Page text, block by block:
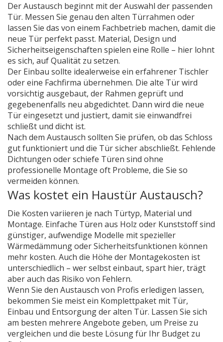
Der Austausch beginnt mit der Auswahl der passenden
Tür. Messen Sie genau den alten Türrahmen oder
lassen Sie das von einem Fachbetrieb machen, damit die
neue Tür perfekt passt. Material, Design und
Sicherheitseigenschaften spielen eine Rolle – hier lohnt
es sich, auf Qualität zu setzen.
Der Einbau sollte idealerweise ein erfahrener Tischler
oder eine Fachfirma übernehmen. Die alte Tür wird
vorsichtig ausgebaut, der Rahmen geprüft und
gegebenenfalls neu abgedichtet. Dann wird die neue
Tür eingesetzt und justiert, damit sie einwandfrei
schließt und dicht ist.
Nach dem Austausch sollten Sie prüfen, ob das Schloss
gut funktioniert und die Tür sicher abschließt. Fehlende
Dichtungen oder schiefe Türen sind ohne
professionelle Montage oft Probleme, die Sie so
vermeiden können.
Was kostet ein Haustür Austausch?
Die Kosten variieren je nach Türtyp, Material und
Montage. Einfache Türen aus Holz oder Kunststoff sind
günstiger, aufwendige Modelle mit spezieller
Wärmedämmung oder Sicherheitsfunktionen können
mehr kosten. Auch die Höhe der Montagekosten ist
unterschiedlich – wer selbst einbaut, spart hier, trägt
aber auch das Risiko von Fehlern.
Wenn Sie den Austausch von Profis erledigen lassen,
bekommen Sie meist ein Komplettpaket mit Tür,
Einbau und Entsorgung der alten Tür. Lassen Sie sich
am besten mehrere Angebote geben, um Preise zu
vergleichen und die beste Lösung für Ihr Budget zu